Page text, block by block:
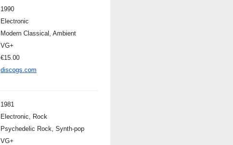
1990
Electronic
Modern Classical, Ambient
VG+
€15.00
discogs.com
1981
Electronic, Rock
Psychedelic Rock, Synth-pop
VG+